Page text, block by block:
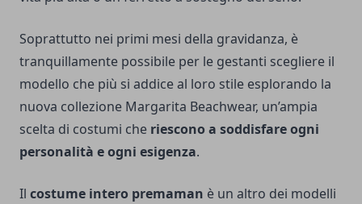
Soprattutto nei primi mesi della gravidanza, è
tranquillamente possibile per le gestanti scegliere il
modello che più si addice al loro stile esplorando la
nuova collezione Margarita Beachwear, un’ampia
scelta di costumi che riescono a soddisfare ogni
personalità e ogni esigenza.
Il costume intero premaman è un altro dei modelli